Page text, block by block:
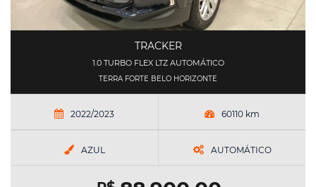
TRACKER
1.0 TURBO FLEX LTZ AUTOMÁTICO
TERRA FORTE BELO HORIZONTE
2022/2023 60110 km
AZUL AUTOMÁTICO